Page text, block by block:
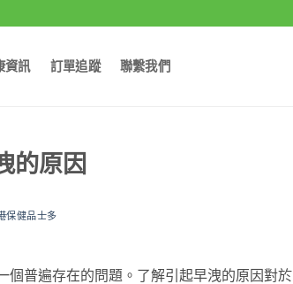
資訊 訂單追蹤 聯繫我們
的原因
保健品士多
個普遍存在的問題。了解引起早洩的原因對於